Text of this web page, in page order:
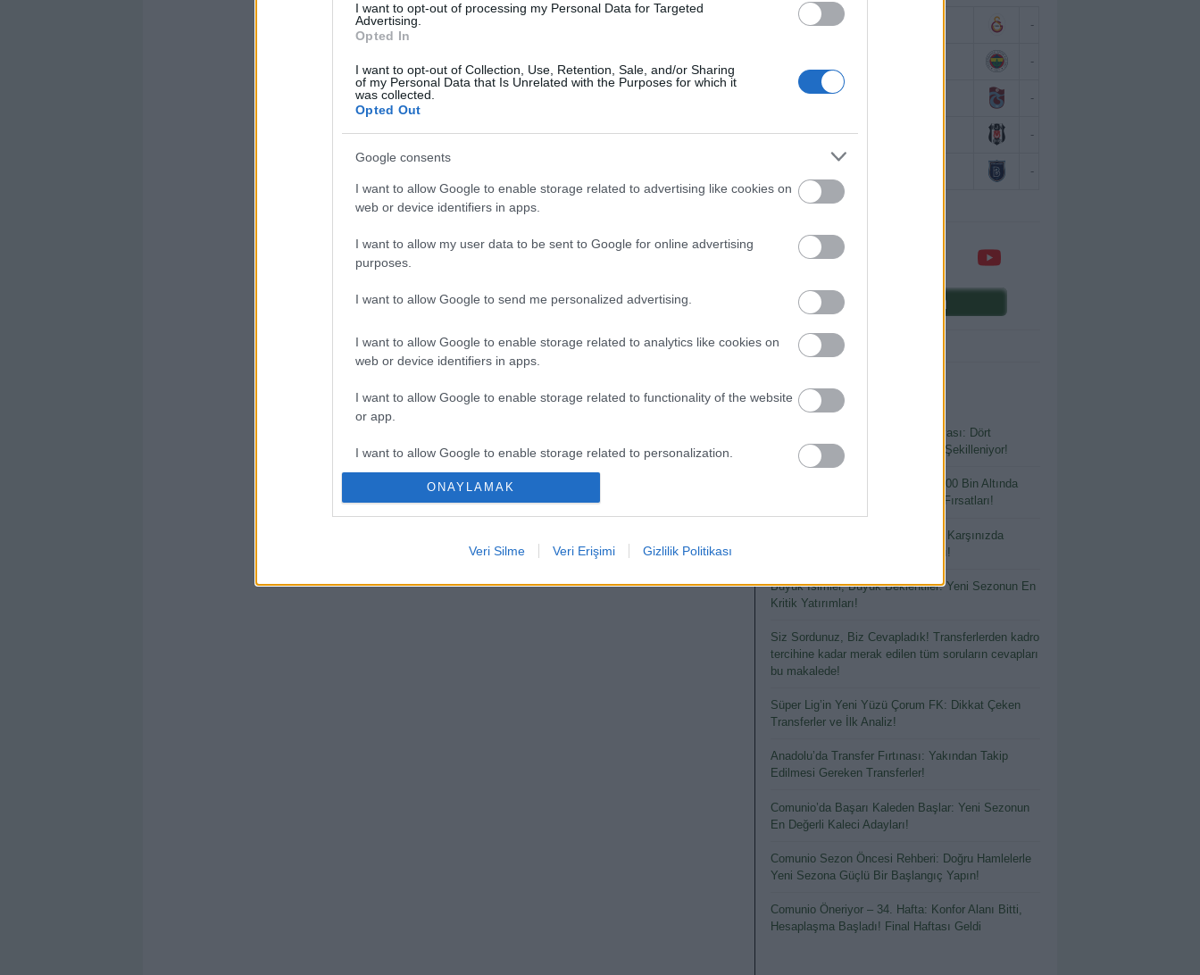
I want to opt-out of processing my Personal Data for Targeted
Advertising.
Opted In
I want to opt-out of Collection, Use, Retention, Sale, and/or Sharing
of my Personal Data that Is Unrelated with the Purposes for which it
was collected.
Opted Out
Google consents
I want to allow Google to enable storage related to advertising like cookies on
web or device identifiers in apps.
I want to allow my user data to be sent to Google for online advertising
purposes.
I want to allow Google to send me personalized advertising.
I want to allow Google to enable storage related to analytics like cookies on
web or device identifiers in apps.
I want to allow Google to enable storage related to functionality of the website
or app.
I want to allow Google to enable storage related to personalization.
I want to allow Google to enable storage related to security, including
authentication functionality and fraud prevention, and other user protection.
ONAYLAMAK
Veri Silme Veri Erişimi Gizlilik Politikası
Victor Osimhen -
-
Paul Onuachu -
Orkun Kökçü -
-
Comunio oyna
EN YENİ YAZILAR
Yeni Sezon Öncesi Transfer Dosyası: Dört
Büyüklerden Anadolu’ya Kadrolar Şekilleniyor!
Düşük Bütçeyle Büyük Kazanç: 400 Bin Altında
Kaçırılmaması Gereken Transfer Fırsatları!
Ya Patlayacak Ya da Parlayacak: Karşınızda
Comunio’nun En Riskli Oyuncuları!
Büyük İsimler, Büyük Beklentiler: Yeni Sezonun En
Kritik Yatırımları!
Siz Sordunuz, Biz Cevapladık! Transferlerden kadro
tercihine kadar merak edilen tüm soruların cevapları
bu makalede!
Süper Lig’in Yeni Yüzü Çorum FK: Dikkat Çeken
Transferler ve İlk Analiz!
Anadolu’da Transfer Fırtınası: Yakından Takip
Edilmesi Gereken Transferler!
Comunio’da Başarı Kaleden Başlar: Yeni Sezonun
En Değerli Kaleci Adayları!
Comunio Sezon Öncesi Rehberi: Doğru Hamlelerle
Yeni Sezona Güçlü Bir Başlangıç Yapın!
Comunio Öneriyor – 34. Hafta: Konfor Alanı Bitti,
Hesaplaşma Başladı! Final Haftası Geldi